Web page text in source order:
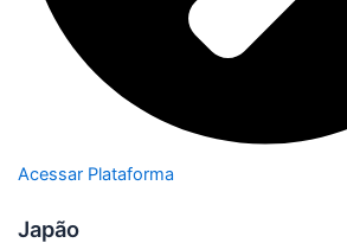
Acessar Plataforma
Japão